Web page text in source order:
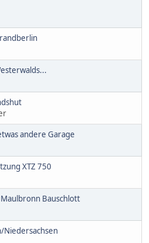
andere Garage
XTZ 750
Bauschlott
Niedersachsen